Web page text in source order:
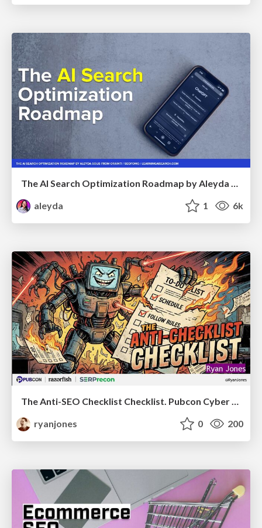
The AI Search Optimization Roadmap by Aleyda Solis
aleyda
1 6k
The Anti-SEO Checklist Checklist. Pubcon Cyber Week
ryanjones
0 200